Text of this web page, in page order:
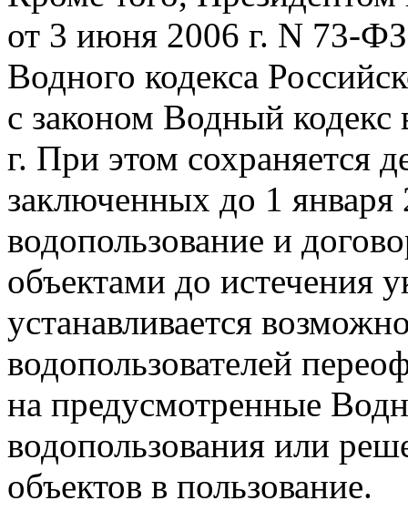
от 3 июня 2006 г. N 73-
Водного кодекса
с законом Водный кодекс
г. При этом сохраняется
заключенных до 1 января
водопользование и
объектами до истечения
устанавливается
водопользователей
на предусмотренные
водопользования или
объектов в пользование.